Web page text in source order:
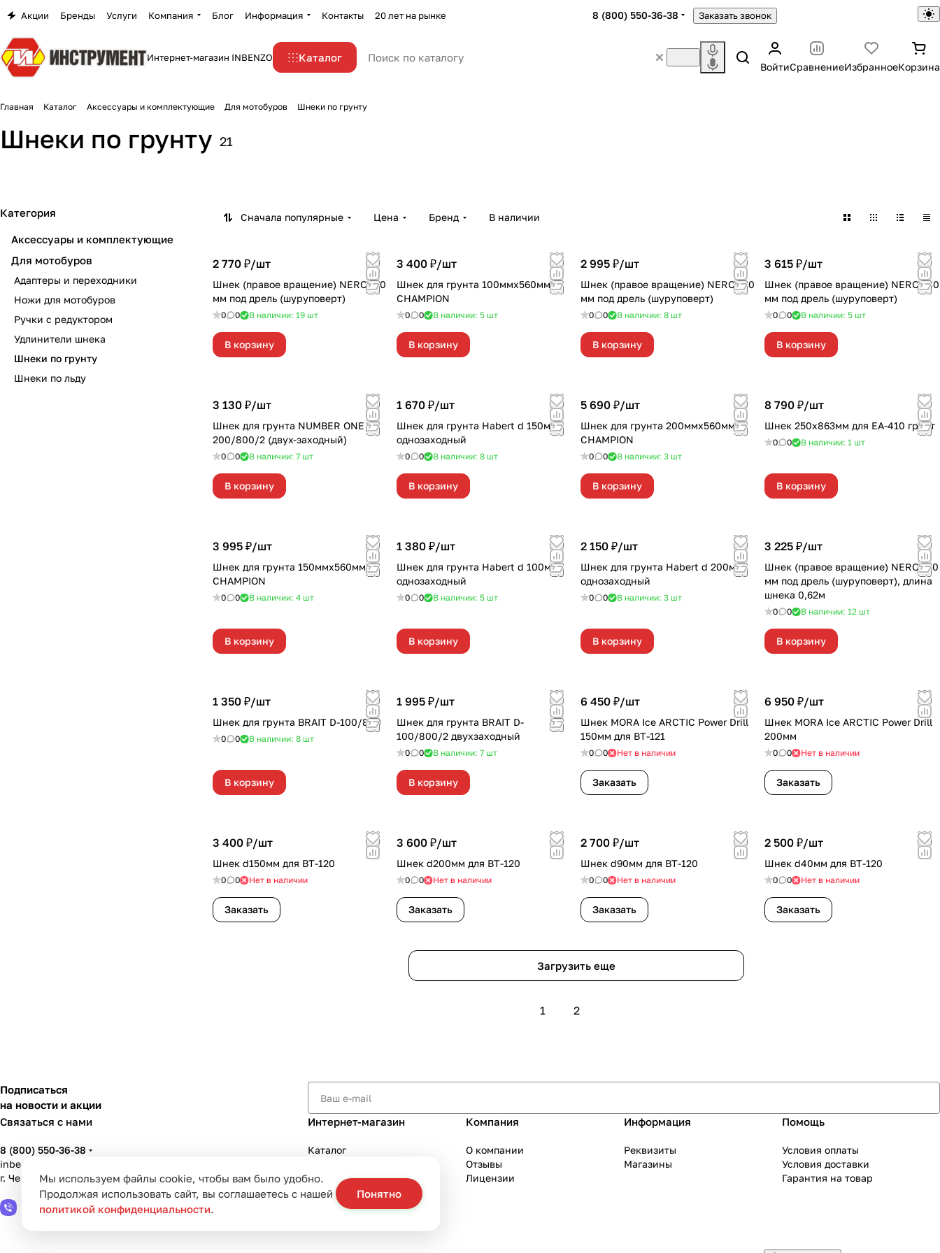
Мы используем файлы cookie, чтобы вам было удобно.
Продолжая использовать сайт, вы соглашаетесь с нашей
политикой конфиденциальности.
Понятно
Акции Бренды Услуги Компания Блог Информация Контакты 20 лет на рынке 8 (800) 550-36-38 Заказать звонок
Интернет-магазин INBENZO Каталог
ВойтиСравнениеИзбранноеКорзина
Главная Каталог Аксессуары и комплектующие Для мотобуров Шнеки по грунту
Шнеки по грунту 21
Сначала популярные Цена Бренд В наличии
2 770 ₽/шт
Шнек (правое вращение) NERO 110
мм под дрель (шуруповерт)
0 0 В наличии: 19 шт
В корзину
3 400 ₽/шт
Шнек для грунта 100ммх560мм
CHAMPION
0 0 В наличии: 5 шт
В корзину
2 995 ₽/шт
Шнек (правое вращение) NERO 130
мм под дрель (шуруповерт)
0 0 В наличии: 8 шт
В корзину
3 615 ₽/шт
Шнек (правое вращение) NERO 180
мм под дрель (шуруповерт)
0 0 В наличии: 5 шт
В корзину
3 130 ₽/шт
Шнек для грунта NUMBER ONE D-
200/800/2 (двух-заходный)
0 0 В наличии: 7 шт
В корзину
1 670 ₽/шт
Шнек для грунта Habert d 150мм
однозаходный
0 0 В наличии: 8 шт
В корзину
5 690 ₽/шт
Шнек для грунта 200ммх560мм
CHAMPION
0 0 В наличии: 3 шт
В корзину
8 790 ₽/шт
Шнек 250х863мм для EA-410 грунт
0 0 В наличии: 1 шт
В корзину
3 995 ₽/шт
Шнек для грунта 150ммх560мм
CHAMPION
0 0 В наличии: 4 шт
В корзину
1 380 ₽/шт
Шнек для грунта Habert d 100мм
однозаходный
0 0 В наличии: 5 шт
В корзину
2 150 ₽/шт
Шнек для грунта Habert d 200мм
однозаходный
0 0 В наличии: 3 шт
В корзину
3 225 ₽/шт
Шнек (правое вращение) NERO 150
мм под дрель (шуруповерт), длина
шнека 0,62м
0 0 В наличии: 12 шт
В корзину
1 350 ₽/шт
Шнек для грунта BRAIT D-100/800
0 0 В наличии: 8 шт
В корзину
1 995 ₽/шт
Шнек для грунта BRAIT D-
100/800/2 двухзаходный
0 0 В наличии: 7 шт
В корзину
6 450 ₽/шт
Шнек MORA Ice ARCTIC Power Drill
150мм для ВТ-121
0 0 Нет в наличии
Заказать
6 950 ₽/шт
Шнек MORA Ice ARCTIC Power Drill
200мм
0 0 Нет в наличии
Заказать
3 400 ₽/шт
Шнек d150мм для ВТ-120
0 0 Нет в наличии
Заказать
3 600 ₽/шт
Шнек d200мм для ВТ-120
0 0 Нет в наличии
Заказать
2 700 ₽/шт
Шнек d90мм для ВТ-120
0 0 Нет в наличии
Заказать
2 500 ₽/шт
Шнек d40мм для ВТ-120
0 0 Нет в наличии
Заказать
Загрузить еще
1 2
Категория
Аксессуары и комплектующие
Для мотобуров
Адаптеры и переходники
Ножи для мотобуров
Ручки с редуктором
Удлинители шнека
Шнеки по грунту
Шнеки по льду
Подписаться
на новости и акции
Связаться с нами
8 (800) 550-36-38
inbenzo35@list.ru
г. Череповец, ул. Вологодская, д. 50А
Интернет-магазин
Каталог
Бренды
Услуги
Компания
О компании
Отзывы
Лицензии
Информация
Реквизиты
Магазины
Помощь
Условия оплаты
Условия доставки
Гарантия на товар